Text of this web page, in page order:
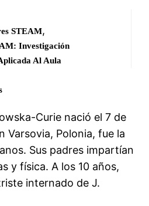
STEAM,
Investigación
Al Aula
Curie nació el 7 de
Varsovia, Polonia, fue la
Sus padres impartían
y física. A los 10 años,
internado de J.